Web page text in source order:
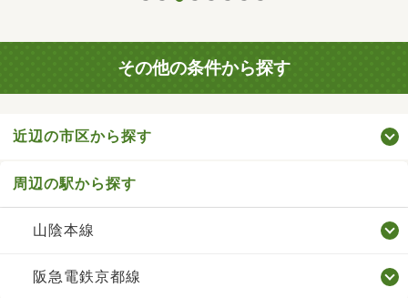
その他の条件から探す
近辺の市区から探す
周辺の駅から探す
山陰本線
阪急電鉄京都線